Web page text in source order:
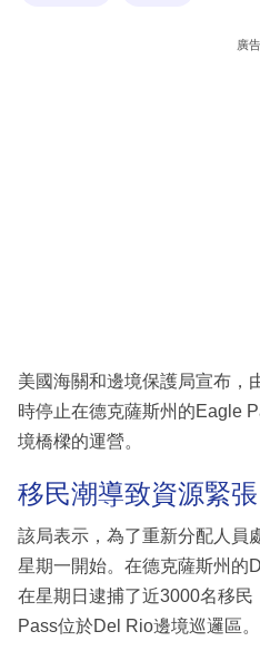
區
廣告
美國海關和邊境保護局宣布，
時停止在德克薩斯州的Eagle
境橋樑的運營。
移民潮導致資源緊張
該局表示，為了重新分配人員
星期一開始。在德克薩斯州的
在星期日逮捕了近3000名移
Pass位於Del Rio邊境巡邏區。